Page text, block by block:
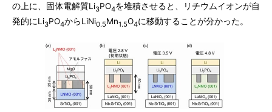
の上に、固体電解質Li3PO4を堆積させると、リチウムイオンが自
発的にLi3PO4からLiNi0.5Mn1.5O4に移動することが分かった。